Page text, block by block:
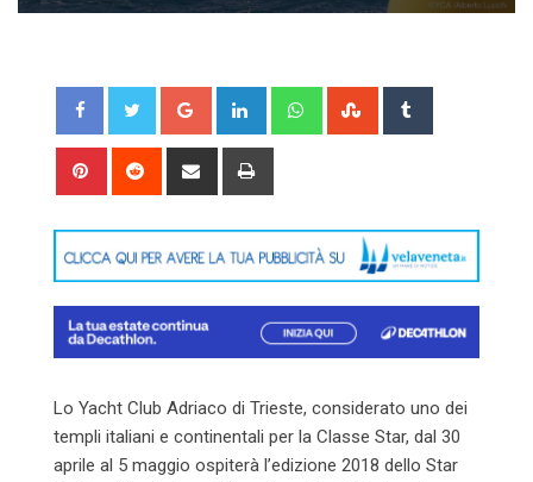
Google+ LinkedIn WhatsappStumbleUpon
Pinterest Reddit
Share
Lo Yacht Club Adriaco di Trieste, considerato uno dei
templi italiani e continentali per la Classe Star, dal 30
aprile al 5 maggio ospiterà l’edizione 2018 dello Star